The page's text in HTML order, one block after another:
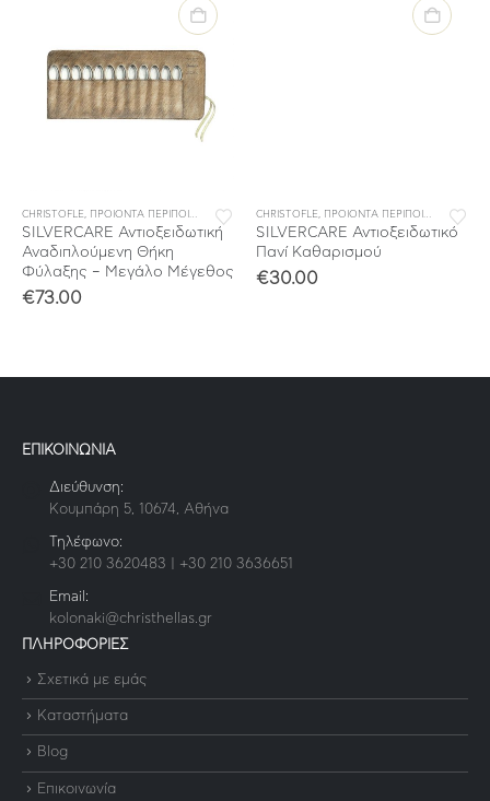
CHRISTOFLE, ΠΡΟΙΟΝΤΑ ΠΕΡΙΠΟΙΗΣΗΣ & ΑΠΟΘΗΚΕΥΣΗΣ
SILVERCARE Αντιοξειδωτική
Αναδιπλούμενη Θήκη
Φύλαξης – Μεγάλο Μέγεθος
€73.00
CHRISTOFLE, ΠΡΟΙΟΝΤΑ ΠΕΡΙΠΟΙΗΣΗΣ & ΑΠΟΘΗΚΕΥΣΗΣ
SILVERCARE Αντιοξειδωτικό
Πανί Καθαρισμού
€30.00
ΕΠΙΚΟΙΝΩΝΙΑ
Διεύθυνση:
Κουμπάρη 5, 10674, Αθήνα
Τηλέφωνο:
+30 210 3620483 | +30 210 3636651
Email:
kolonaki@christhellas.gr
ΠΛΗΡΟΦΟΡΙΕΣ
Σχετικά με εμάς
Καταστήματα
Blog
Επικοινωνία